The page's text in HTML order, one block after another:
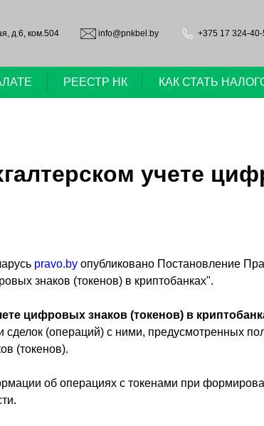
д.6, ком.504 info@pnkbel.by +375 17 324-40-
РЕЕСТР НК КАК СТАТЬ
учете
pravo.by опубликовано Постановление
знаков (токенов) в криптобанках".
цифровых знаков (токенов) в
сделок (операций) с ними, предусмотренных
(токенов).
об операциях с токенами при